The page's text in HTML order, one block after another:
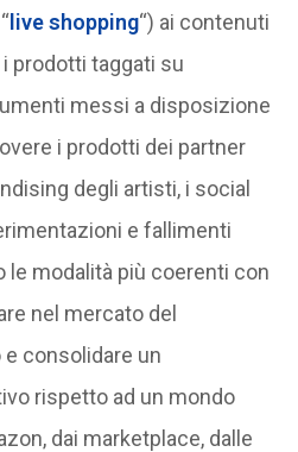
live shopping“) ai contenuti
prodotti taggati su
messi a disposizione
i prodotti dei partner
degli artisti, i social
e fallimenti
le modalità più coerenti con
nel mercato del
consolidare un
rispetto ad un mondo
dai marketplace, dalle